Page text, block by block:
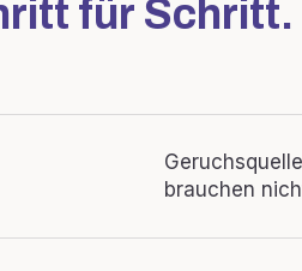
für Schritt.
brauchen